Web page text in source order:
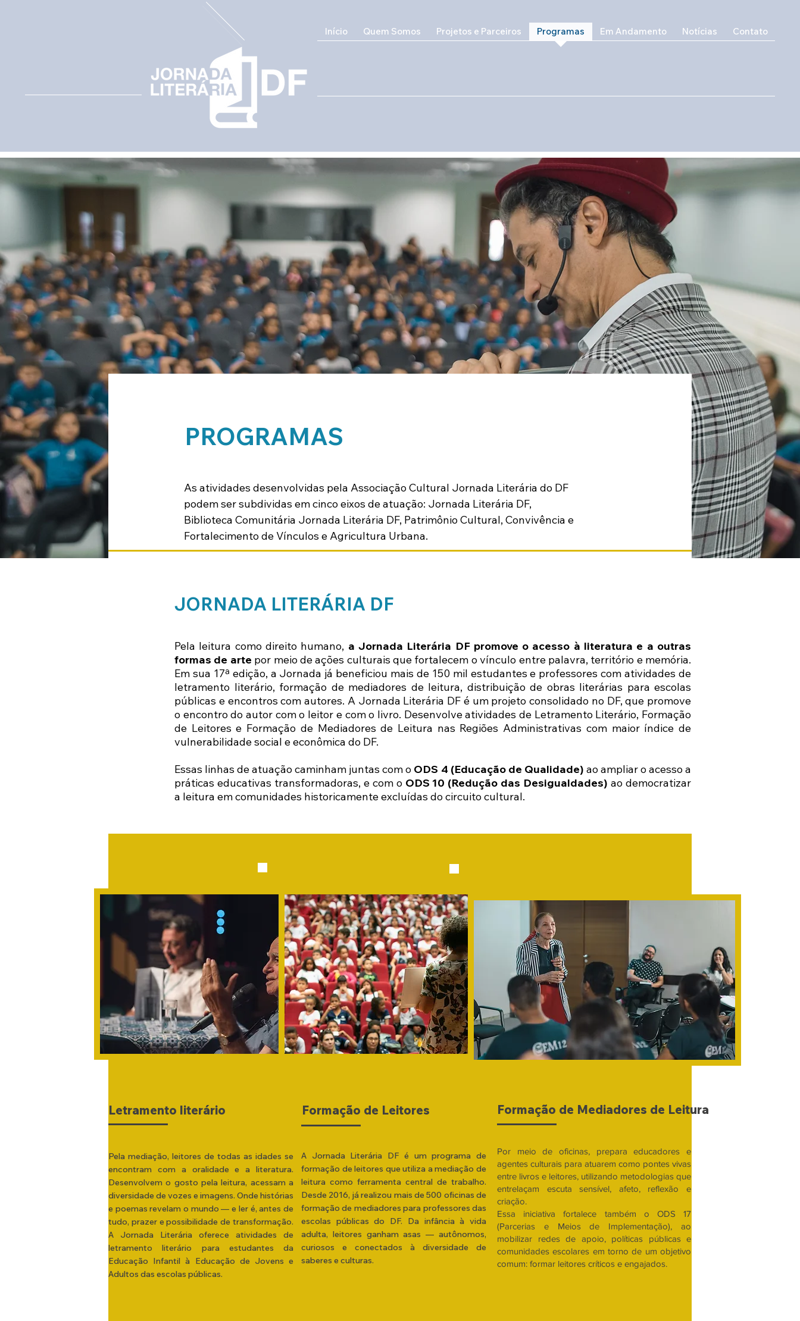
Início Quem Somos Projetos e Parceiros Programas Em Andamento Notícias Contato
PROGRAMAS
As atividades desenvolvidas pela Associação Cultural Jornada Literária do DF
podem ser subdividas em cinco eixos de atuação: Jornada Literária DF,
Biblioteca Comunitária Jornada Literária DF, Patrimônio Cultural, Convivência e
Fortalecimento de Vínculos e Agricultura Urbana.
JORNADA LITERÁRIA DF
Pela leitura como direito humano, a Jornada Literária DF promove o acesso à literatura e a outras
formas de arte por meio de ações culturais que fortalecem o vínculo entre palavra, território e memória.
Em sua 17ª edição, a Jornada já beneficiou mais de 150 mil estudantes e professores com atividades de
letramento literário, formação de mediadores de leitura, distribuição de obras literárias para escolas
públicas e encontros com autores. A Jornada Literária DF é um projeto consolidado no DF, que promove
o encontro do autor com o leitor e com o livro. Desenvolve atividades de Letramento Literário, Formação
de Leitores e Formação de Mediadores de Leitura nas Regiões Administrativas com maior índice de
vulnerabilidade social e econômica do DF.
Essas linhas de atuação caminham juntas com o ODS 4 (Educação de Qualidade) ao ampliar o acesso a
práticas educativas transformadoras, e com o ODS 10 (Redução das Desigualdades)ao democratizar
a leitura em comunidades historicamente excluídas do circuito cultural.
Letramento literário
Pela mediação, leitores de todas as idades se
encontram com a oralidade e a literatura.
Desenvolvem o gosto pela leitura, acessam a
diversidade de vozes e imagens. Onde histórias
e poemas revelam o mundo — e ler é, antes de
tudo, prazer e possibilidade de transformação.
A Jornada Literária oferece atividades de
letramento literário para estudantes da
Educação Infantil à Educação de Jovens e
Adultos das escolas públicas.
Formação de Leitores
A Jornada Literária DF é um programa de
formação de leitores que utiliza a mediação de
leitura como ferramenta central de trabalho.
Desde 2016, já realizou mais de 500 oficinas de
formação de mediadores para professores das
escolas públicas do DF. Da infância à vida
adulta, leitores ganham asas — autônomos,
curiosos e conectados à diversidade de
saberes e culturas.
Formação de Mediadores de Leitura
Por meio de oficinas, prepara educadores e
agentes culturais para atuarem como pontes vivas
entre livros e leitores, utilizando metodologias que
entrelaçam escuta sensível, afeto, reflexão e
criação.
Essa iniciativa fortalece também o ODS 17
(Parcerias e Meios de Implementação), ao
mobilizar redes de apoio, políticas públicas e
comunidades escolares em torno de um objetivo
comum: formar leitores críticos e engajados.